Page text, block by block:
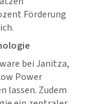
Förderung
bei Janitza,
Power
lassen. Zudem